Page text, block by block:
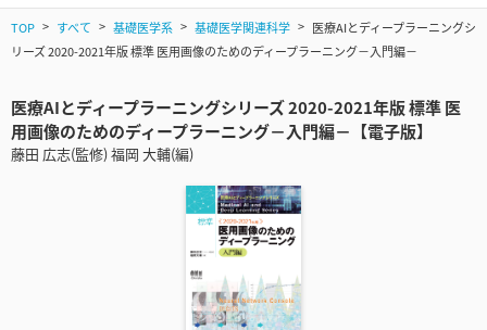
TOP すべて 基礎医学系 基礎医学関連科学
医療AIとディープラーニングシ
リーズ 2020-2021年版 標準 医用画像のためのディープラーニング－入門編－
医療AIとディープラーニングシリーズ 2020-2021年版 標準 医
用画像のためのディープラーニング－入門編－【電子版】
藤田 広志(監修) 福岡 大輔(編)